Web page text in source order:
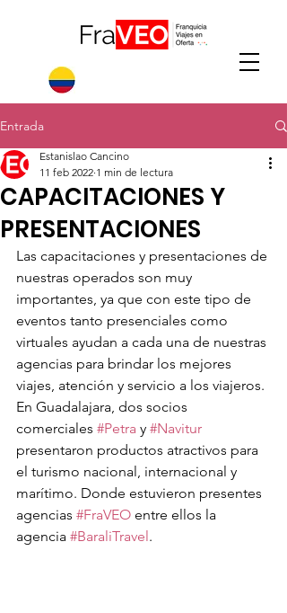
Entrada
CAPACITACIONES Y
PRESENTACIONES
Estanislao Cancino
11 feb 2022 1 min de lectura
Las capacitaciones y presentaciones de
nuestras operados son muy
importantes, ya que con este tipo de
eventos tanto presenciales como
virtuales ayudan a cada una de nuestras
agencias para brindar los mejores
viajes, atención y servicio a los viajeros.
En Guadalajara, dos socios
comerciales #Petra y #Navitur
presentaron productos atractivos para
el turismo nacional, internacional y
marítimo. Donde estuvieron presentes
agencias #FraVEO entre ellos la
agencia #BaraliTravel.